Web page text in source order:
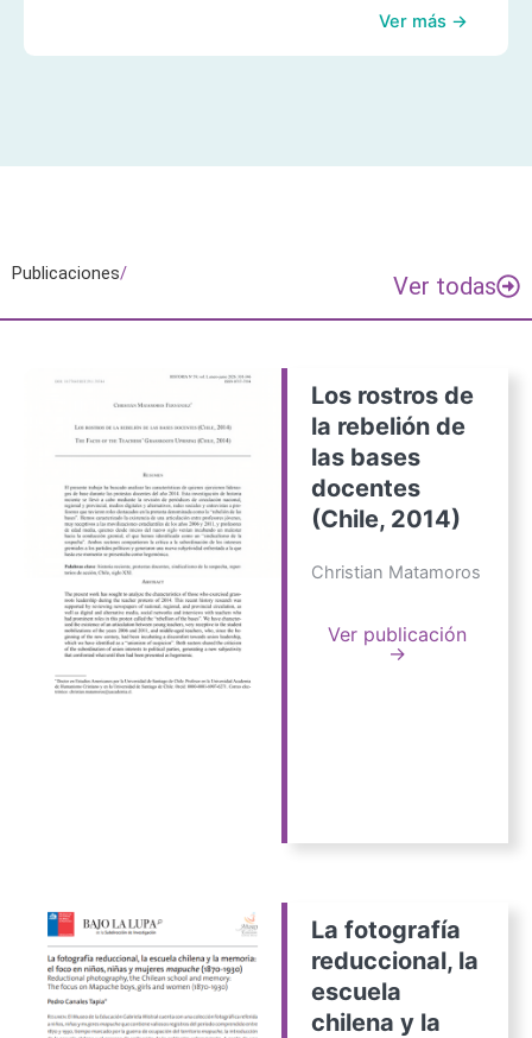
Ver más →
Publicaciones/ Ver todas
Los rostros de
la rebelión de
las bases
docentes
(Chile, 2014)
Christian Matamoros
Ver publicación
→
La fotografía
reduccional, la
escuela
chilena y la